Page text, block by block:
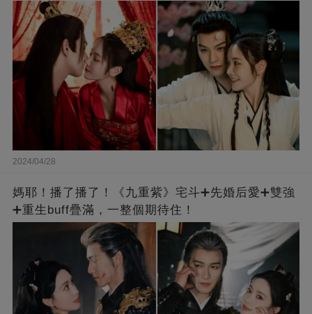
2024/04/28
媽耶！播了播了！《九重紫》宅斗➕先婚后愛➕雙強
➕重生buff疊滿，一整個期待住！